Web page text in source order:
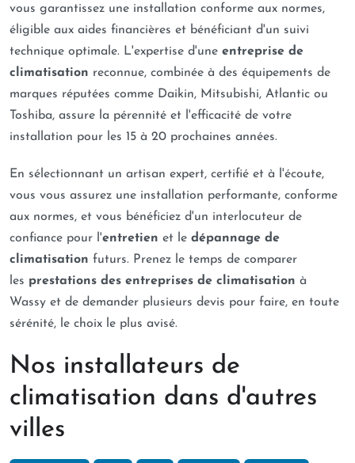
vous garantissez une installation conforme aux normes,
éligible aux aides financières et bénéficiant d'un suivi
technique optimale. L'expertise d'une entreprise de
climatisation reconnue, combinée à des équipements de
marques réputées comme Daikin, Mitsubishi, Atlantic ou
Toshiba, assure la pérennité et l'efficacité de votre
installation pour les 15 à 20 prochaines années.
En sélectionnant un artisan expert, certifié et à l'écoute,
vous vous assurez une installation performante, conforme
aux normes, et vous bénéficiez d'un interlocuteur de
confiance pour l'entretien et le dépannage de
climatisation futurs. Prenez le temps de comparer
les prestations des entreprises de climatisation à
Wassy et de demander plusieurs devis pour faire, en toute
sérénité, le choix le plus avisé.
Nos installateurs de
climatisation dans d'autres
villes